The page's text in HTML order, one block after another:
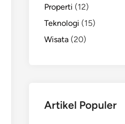
Properti (12)
Teknologi (15)
Wisata (20)
Artikel Populer